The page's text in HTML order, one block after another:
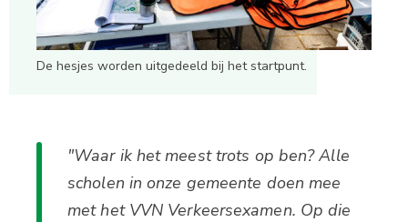
De hesjes worden uitgedeeld bij het startpunt.
"Waar ik het meest trots op ben? Alle
scholen in onze gemeente doen mee
met het VVN Verkeersexamen. Op die